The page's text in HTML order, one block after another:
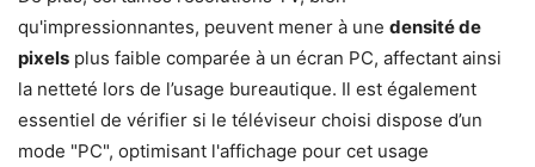
qu'impressionnantes, peuvent mener à une densité de
pixels plus faible comparée à un écran PC, affectant ainsi
la netteté lors de l’usage bureautique. Il est également
essentiel de vérifier si le téléviseur choisi dispose d’un
mode "PC", optimisant l'affichage pour cet usage